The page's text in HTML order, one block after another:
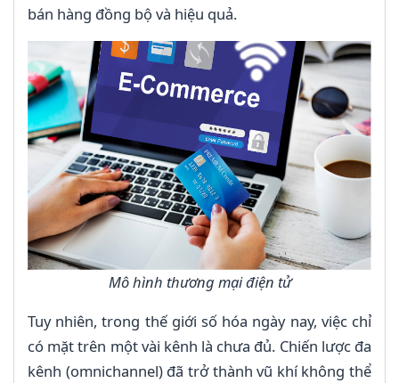
bán hàng đồng bộ và hiệu quả.
Mô hình thương mại điện tử
Tuy nhiên, trong thế giới số hóa ngày nay, việc chỉ
có mặt trên một vài kênh là chưa đủ. Chiến lược đa
kênh (omnichannel) đã trở thành vũ khí không thể